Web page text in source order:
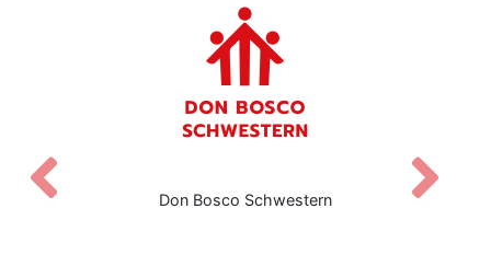
Don Bosco Schwestern
Zurück